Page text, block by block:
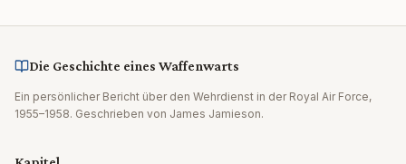
Die Geschichte eines Waffenwarts
Ein persönlicher Bericht über den Wehrdienst in der Royal Air Force,
1955–1958. Geschrieben von James Jamieson.